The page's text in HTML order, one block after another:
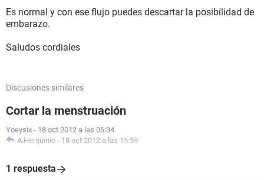
Es normal y con ese flujo puedes descartar la posibilidad de
embarazo.
Saludos cordiales
Discusiones similares
Cortar la menstruación
Yoeysix - 18 oct 2012 a las 06:34
A.Herquinio - 18 oct 2012 a las 15:59
1 respuesta